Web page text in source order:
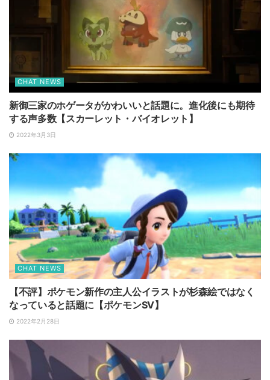
CHAT NEWS
新御三家のホゲータがかわいいと話題に。進化後にも期待
する声多数【スカーレット・バイオレット】
2022年3月3日
CHAT NEWS
【不評】ポケモン新作の主人公イラストが杉森絵ではなく
なっていると話題に【ポケモンSV】
2022年2月28日